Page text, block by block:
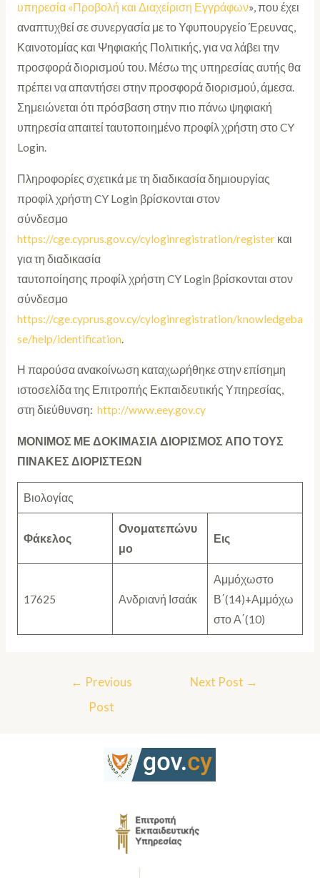
υπηρεσία «Προβολή και Διαχείριση Εγγράφων», που έχει
αναπτυχθεί σε συνεργασία με το Υφυπουργείο Έρευνας,
Καινοτομίας και Ψηφιακής Πολιτικής, για να λάβει την
προσφορά διορισμού του. Μέσω της υπηρεσίας αυτής θα
πρέπει να απαντήσει στην προσφορά διορισμού, άμεσα.
Σημειώνεται ότι πρόσβαση στην πιο πάνω ψηφιακή
υπηρεσία απαιτεί ταυτοποιημένο προφίλ χρήστη στο CY
Login.
Πληροφορίες σχετικά με τη διαδικασία δημιουργίας
προφίλ χρήστη CY Login βρίσκονται στον
σύνδεσμο
https://cge.cyprus.gov.cy/cyloginregistration/registerκαι
για τη διαδικασία
ταυτοποίησης προφίλ χρήστη CY Login βρίσκονται στον
σύνδεσμο
https://cge.cyprus.gov.cy/cyloginregistration/knowledgeba
se/help/identification.
Η παρούσα ανακοίνωση καταχωρήθηκε στην επίσημη
ιστοσελίδα της Επιτροπής Εκπαιδευτικής Υπηρεσίας,
στη διεύθυνση: http://www.eey.gov.cy
ΜΟΝΙΜΟΣ ΜΕ ΔΟΚΙΜΑΣΙΑ ΔΙΟΡΙΣΜΟΣ ΑΠΟ ΤΟΥΣ
ΠΙΝΑΚΕΣ ΔΙΟΡΙΣΤΕΩΝ
Βιολογίας
Φάκελος
Ονοματεπώνυ
μο
Εις
17625 Ανδριανή Ισαάκ
Αμμόχωστο
Β΄(14)+Αμμόχω
στο Α΄(10)
← Previous
Post
Next Post →